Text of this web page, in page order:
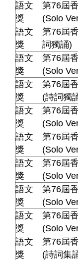
語文
獎
第76屆
(Solo
語文
獎
第76屆
詞獨誦)
語文
獎
第76屆
(Solo
語文
獎
第76屆
(詩詞獨
語文
獎
第76屆
(Solo
語文
獎
第76屆
(Solo
語文
獎
第76屆
(Solo
語文
獎
第76屆
(Solo
語文
獎
第76屆
(Solo
語文
獎
第76屆
(詩詞集